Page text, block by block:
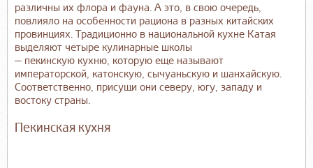
различны их флора и фауна. А это, в свою очередь,
повлияло на особенности рациона в разных китайских
провинциях. Традиционно в национальной кухне Катая
выделяют четыре кулинарные школы
— пекинскую кухню, которую еще называют
императорской, катонскую, сычуаньскую и шанхайскую.
Соответственно, присущи они северу, югу, западу и
востоку страны.
Пекинская кухня